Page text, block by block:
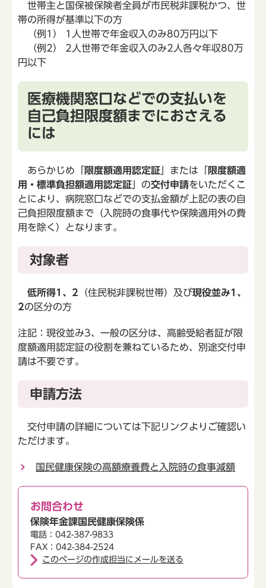
世帯主と国保被保険者全員が市民税非課税かつ、世
帯の所得が基準以下の方
（例1） 1人世帯で年金収入のみ80万円以下
（例2） 2人世帯で年金収入のみ2人各々年収80万
円以下
医療機関窓口などでの支払いを
自己負担限度額までにおさえる
には
あらかじめ「 限度額適用認定証 」または「
限度額適
用・標準負担額適用認定証 」の交付申請をいただくこ
とにより、病院窓口などでの支払金額が上記の表の自
己負担限度額まで（入院時の食事代や保険適用外の費
用を除く）となります。
対象者
低所得1、2 （住民税非課税世帯）及び現役並み1、
2の区分の方
注記：現役並み3、一般の区分は、高齢受給者証が限
度額適用認定証の役割を兼ねているため、別途交付申
請は不要です。
申請方法
交付申請の詳細については下記リンクよりご確認い
ただけます。
国民健康保険の高額療養費と入院時の食事減額
お問合わせ
保険年金課国民健康保険係
電話：042-387-9833
FAX：042-384-2524
このページの作成担当にメールを送る